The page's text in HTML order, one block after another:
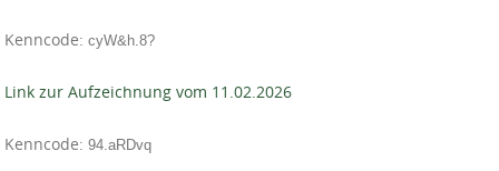
Kenncode: cyW&h.8?
Link zur Aufzeichnung vom 11.02.2026
Kenncode: 94.aRDvq